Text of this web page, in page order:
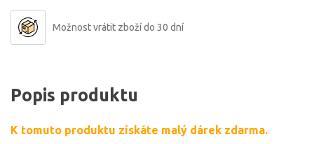
Možnost vrátit zboží do 30 dní
Popis produktu
K tomuto produktu získáte malý dárek zdarma.